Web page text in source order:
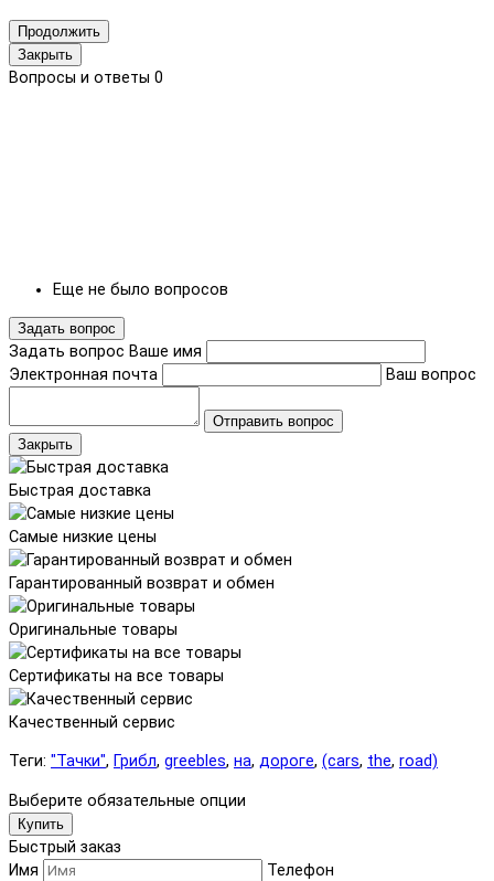
Продолжить
Закрыть
Вопросы и ответы 0
Еще не было вопросов
Задать вопрос
Задать вопрос Ваше имя
Электронная почта
Ваш вопрос
Отправить вопрос
Закрыть
Быстрая доставка
Самые низкие цены
Гарантированный возврат и обмен
Оригинальные товары
Сертификаты на все товары
Качественный сервис
Теги: "Тачки", Грибл, greebles, на, дороге, (cars, the, road)
Выберите обязательные опции
Купить
Быстрый заказ
Имя
Телефон